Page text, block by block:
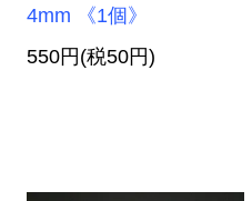
4mm 《1個》
550円(税50円)